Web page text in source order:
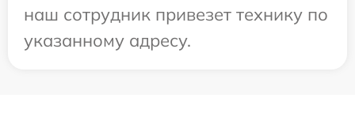
наш сотрудник привезет технику по
указанному адресу.